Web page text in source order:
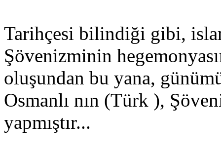
Tarihçesi bilindiği gibi,
Şövenizminin
oluşundan bu yana,
Osmanlı nın (Türk ),
yapmıştır...